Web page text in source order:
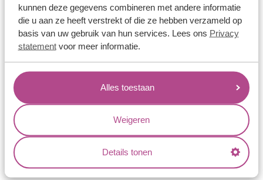
kunnen deze gegevens combineren met andere informatie
die u aan ze heeft verstrekt of die ze hebben verzameld op
basis van uw gebruik van hun services. Lees ons Privacy
statementvoor meer informatie.
Alles toestaan
Weigeren
Details tonen
Aller Spanninga
Historie
Certificaten
Jouw voordelen
Conflictvrije Materialen
Oneindig veel mogelijkheden
Kwaliteit
Juweliers & Contact